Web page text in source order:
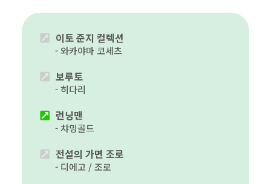
이토 준지 컬렉션
와카야마 코세츠
보루토
히다리
런닝맨
챠밍골드
전설의 가면 조로
디에고 / 조로